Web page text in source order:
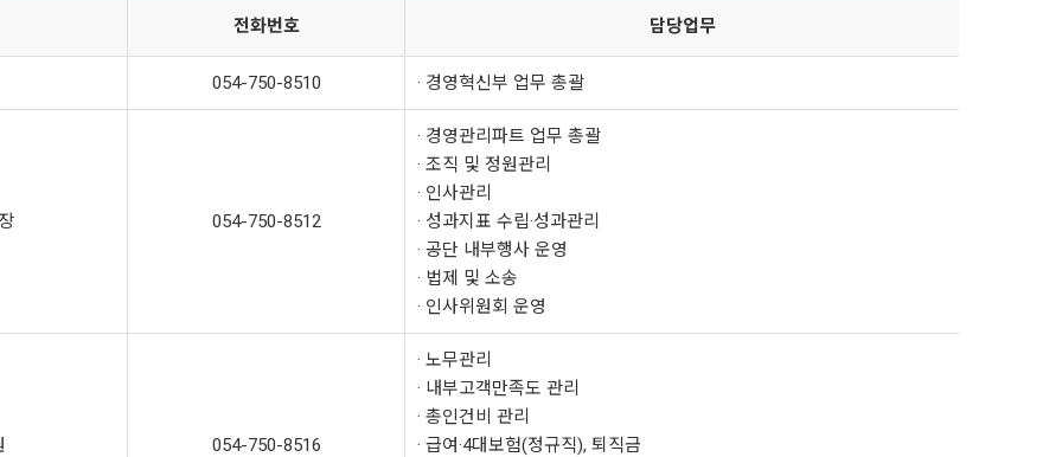
전화번호 담당업무
054-750-8510 · 경영혁신부 업무 총괄
054-750-8512
· 경영관리파트 업무 총괄
· 조직 및 정원관리
· 인사관리
· 성과지표 수립·성과관리
· 공단 내부행사 운영
· 법제 및 소송
· 인사위원회 운영
054-750-8516
· 노무관리
· 내부고객만족도 관리
· 총인건비 관리
· 급여·4대보험(정규직), 퇴직금